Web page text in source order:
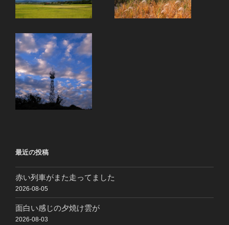
最近の投稿
赤い列車がまた走ってました
2026-08-05
面白い感じの夕焼け雲が
2026-08-03